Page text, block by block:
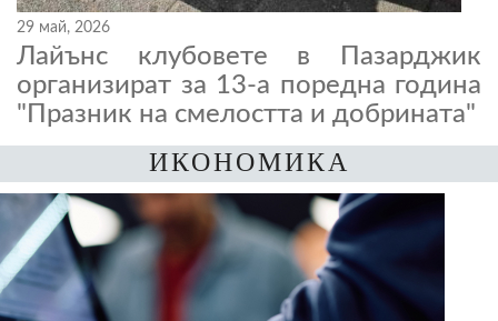
29 май, 2026
Лайънс клубовете в Пазарджик
организират за 13-а поредна година
"Празник на смелостта и добрината"
ИКОНОМИКА